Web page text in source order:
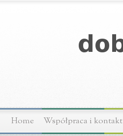
Home Współpraca i kontakt